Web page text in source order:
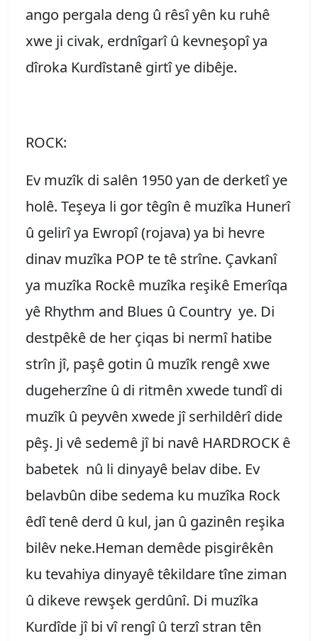
ango pergala deng û rêsî yên ku ruhê
xwe ji civak, erdnîgarî û kevneşopî ya
dîroka Kurdîstanê girtî ye dibêje.
ROCK:
Ev muzîk di salên 1950 yan de derketî ye
holê. Teşeya li gor têgîn ê muzîka Hunerî
û gelirî ya Ewropî (rojava) ya bi hevre
dinav muzîka POP te tê strîne. Çavkanî
ya muzîka Rockê muzîka reşikê Emerîqa
yê Rhythm and Blues û Country ye. Di
destpêkê de her çiqas bi nermî hatibe
strîn jî, paşê gotin û muzîk rengê xwe
dugeherzîne û di ritmên xwede tundî di
muzîk û peyvên xwede jî serhildêrî dide
pêş. Ji vê sedemê jî bi navê HARDROCK ê
babetek nû li dinyayê belav dibe. Ev
belavbûn dibe sedema ku muzîka Rock
êdî tenê derd û kul, jan û gazinên reşika
bilêv neke.Heman demêde pisgirêkên
ku tevahiya dinyayê têkildare tîne ziman
û dikeve rewşek gerdûnî. Di muzîka
Kurdîde jî bi vî rengî û terzî stran tên